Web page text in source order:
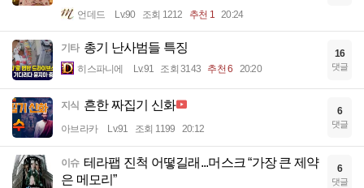
언데드 Lv.90 조회 1212 추천 1 20:24
기타 총기 난사범들 특징
히스파니에 Lv.91 조회 3143 추천 6 20:20
16
댓글
지식 흔한 짜집기 신화
아브라카 Lv.91 조회 1199 20:12
6
댓글
이슈 테라팹 진척 어떻길래...머스크 “가장 큰 제약
은 메모리”
6
댓글